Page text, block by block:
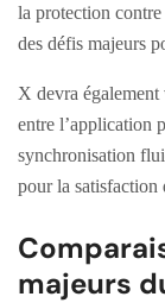
la protection
des défis majeurs
X devra
entre l’application
synchronisation
pour la satisfaction
majeurs